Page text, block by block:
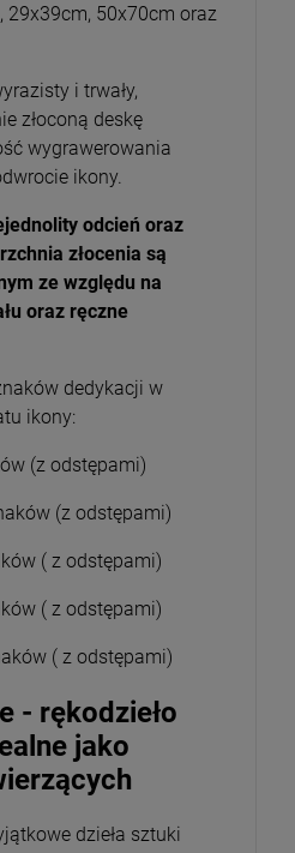
29x39cm, 50x70cm oraz
i trwały,
złoconą deskę
wygrawerowania
ikony.
odcień oraz
złocenia są
ze względu na
oraz ręczne
dedykacji w
ikony:
(z odstępami)
(z odstępami)
( z odstępami)
( z odstępami)
( z odstępami)
- rękodzieło
jako
dzieła sztuki